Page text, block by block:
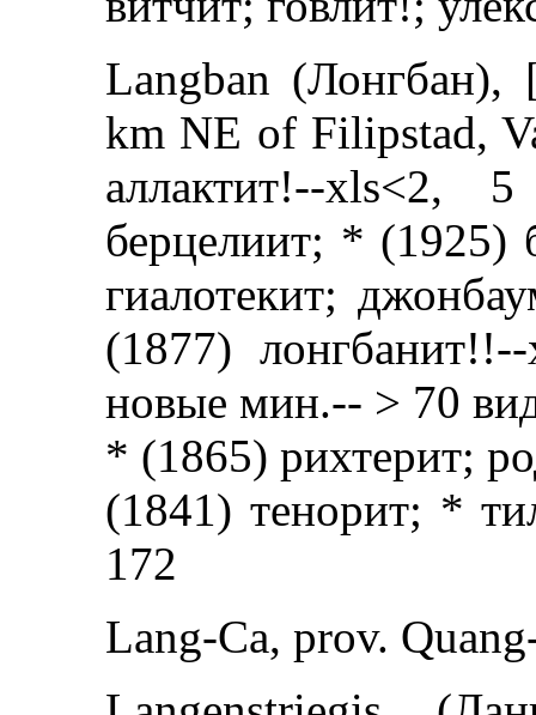
Langban (Лонгбан),
km NE of Filipstad,
аллактит!--
берцелиит; * (1925)
гиалотекит;
(1877)
новые мин.-- > 70
* (1865) рихтерит;
(1841) тенорит; *
172
Lang-Ca, prov.